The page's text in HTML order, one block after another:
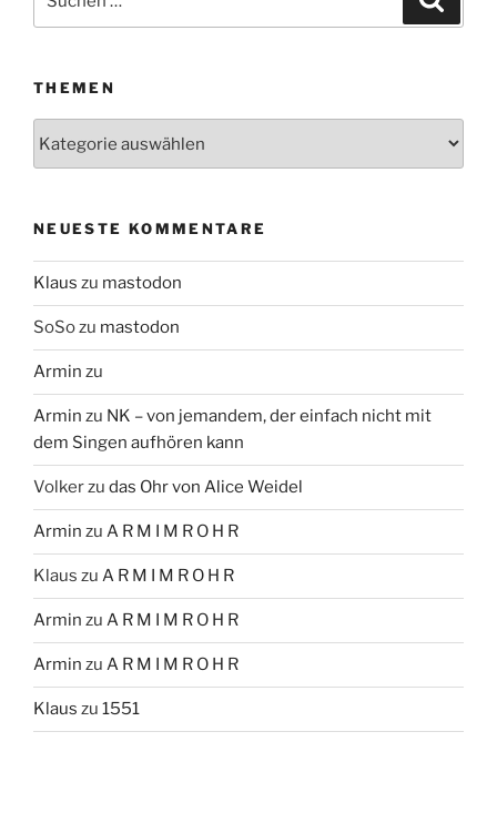
THEMEN
NEUESTE KOMMENTARE
Klaus zu mastodon
SoSozu mastodon
Armin zu
Armin zu NK – von jemandem, der einfach nicht mit
dem Singen aufhören kann
Volkerzu das Ohr von Alice Weidel
Armin zu A R M I M R O H R
Klaus zu A R M I M R O H R
Armin zu A R M I M R O H R
Armin zu A R M I M R O H R
Klaus zu 1551